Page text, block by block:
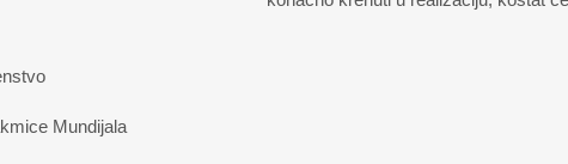
Mundijala